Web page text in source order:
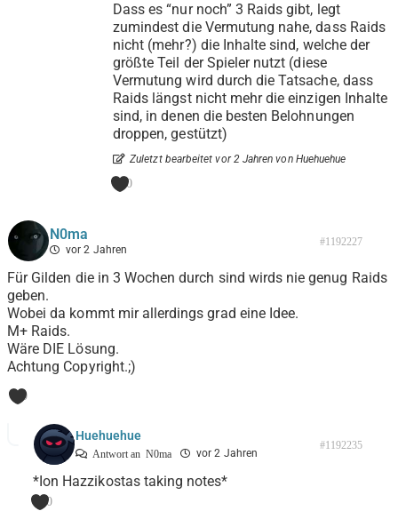
Dass es “nur noch” 3 Raids gibt, legt
zumindest die Vermutung nahe, dass Raids
nicht (mehr?) die Inhalte sind, welche der
größte Teil der Spieler nutzt (diese
Vermutung wird durch die Tatsache, dass
Raids längst nicht mehr die einzigen Inhalte
sind, in denen die besten Belohnungen
droppen, gestützt)
Zuletzt bearbeitet vor 2 Jahren von Huehuehue
0
N0ma
vor 2 Jahren
#1192227
Für Gilden die in 3 Wochen durch sind wirds nie genug Raids
geben.
Wobei da kommt mir allerdings grad eine Idee.
M+ Raids.
Wäre DIE Lösung.
Achtung Copyright.;)
0
Huehuehue
Antwort an N0ma vor 2 Jahren
#1192235
*Ion Hazzikostas taking notes*
0